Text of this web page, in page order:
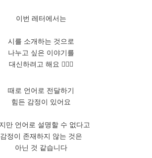
이번 레터에서는
시를 소개하는 것으로
나누고 싶은 이야기를
대신하려고 해요 🙋🏻‍♀️
때로 언어로 전달하기
힘든 감정이 있어요
만 언어로 설명할 수 없다고
감정이 존재하지 않는 것은
아닌 것 같습니다